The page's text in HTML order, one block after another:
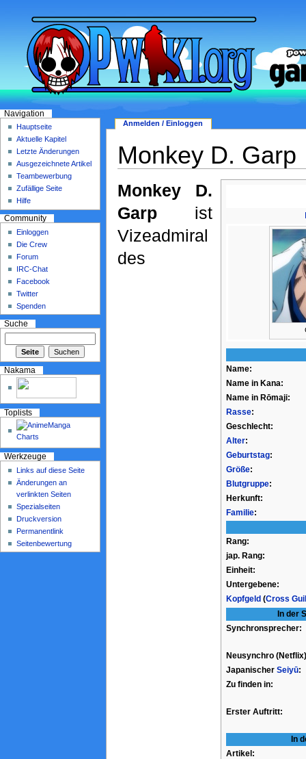
Monkey D. Garp
Name:
Name in Kana:
Name in Rōmaji:
Rasse:
Geschlecht:
Alter:
Geburtstag:
Größe:
Blutgruppe:
Herkunft:
Familie:
Rang:
jap. Rang:
Einheit:
Untergebene:
Kopfgeld(Cross
In der
Synchronsprecher:
Neusynchro
Japanischer Seiyū:
Zu finden in:
Erster Auftritt:
In
Artikel:
Monkey D.
Garpist
Vizeadmiral
des
Anmelden / Einloggen
Navigation
Hauptseite
Aktuelle Kapitel
Letzte Änderungen
Ausgezeichnete Artikel
Teambewerbung
Zufällige Seite
Hilfe
Community
Einloggen
Die Crew
Forum
IRC-Chat
Facebook
Twitter
Spenden
Suche
Nakama
Toplists
Werkzeuge
Links auf diese Seite
Änderungen an
verlinkten Seiten
Spezialseiten
Druckversion
Permanentlink
Seitenbewertung